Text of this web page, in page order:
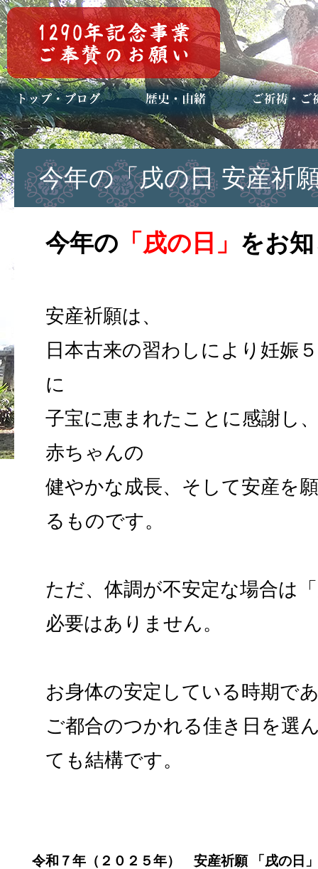
トップページ
ブログ(日々八百万)
お知らせ一覧 歴史・ご祭神
年中行事
メディア掲載 ご祈祷・ご祈
安産祈願
初宮参り
七五三詣
長寿のお祝い
神前結婚式
厄祓い・方位
車のお祓い
地鎮祭
神葬祭（神式
今年の「戌の日 安産祈
今年の 「戌の日」 をお
安産祈願は、
日本古来の習わしにより妊娠
に
子宝に恵まれたことに感謝し
赤ちゃんの
健やかな成長、そして安産を
るものです。
ただ、体調が不安定な場合は
必要はありません。
お身体の安定している時期で
ご都合のつかれる佳き日を選
ても結構です。
令和７年（２０２５年） 安産祈願 「戌の日